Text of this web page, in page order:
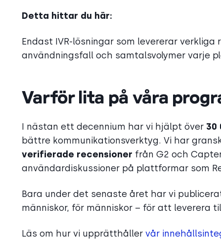
Detta hittar du här:
Endast IVR-lösningar som levererar
användningsfall och samtalsvolymer varje
Varför lita på våra
I nästan ett decennium har vi hjälpt över 30
bättre kommunikationsverktyg. Vi har
verifierade recensioner från G2 och
användardiskussioner på plattformar som
Bara under det senaste året har vi
människor, för människor – för att leverera
Läs om hur vi upprätthåller vår